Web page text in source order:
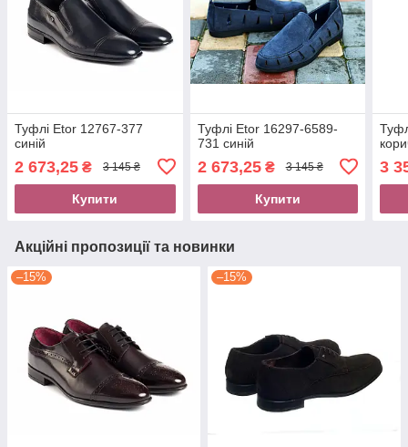
Туфлі Etor 12767-377
синій
2 673,25 ₴ 3 145 ₴
Купити
Туфлі Etor 16297-6589-
731 синій
2 673,25₴ 3 145 ₴
Купити
3
Акційні пропозиції та новинки
–15% –15%